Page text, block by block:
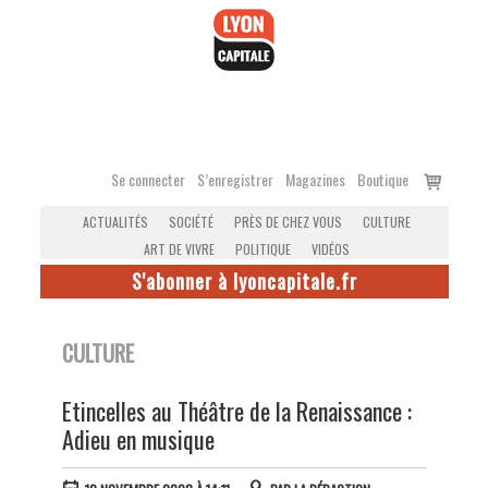
Se connecter S’enregistrer Magazines Boutique
Voir
ACTUALITÉS SOCIÉTÉ PRÈS DE CHEZ VOUS
CULTURE
ART DE VIVRE
POLITIQUE VIDÉOS
S'abonner à lyoncapitale.fr
CULTURE
Etincelles au Théâtre de la Renaissance :
Adieu en musique